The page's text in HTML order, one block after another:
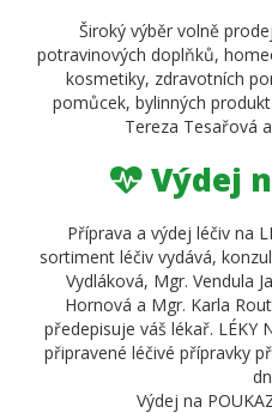
Široký výběr volně
potravinových doplňků,
kosmetiky, zdravotních
pomůcek, bylinných
Tereza Tesařová
Výdej
Příprava a výdej léčiv na
sortiment léčiv vydává,
Vydláková, Mgr. Vendula
Hornová a Mgr. Karla
předepisuje váš lékař. LÉKY
připravené léčivé přípravky
Výdej na